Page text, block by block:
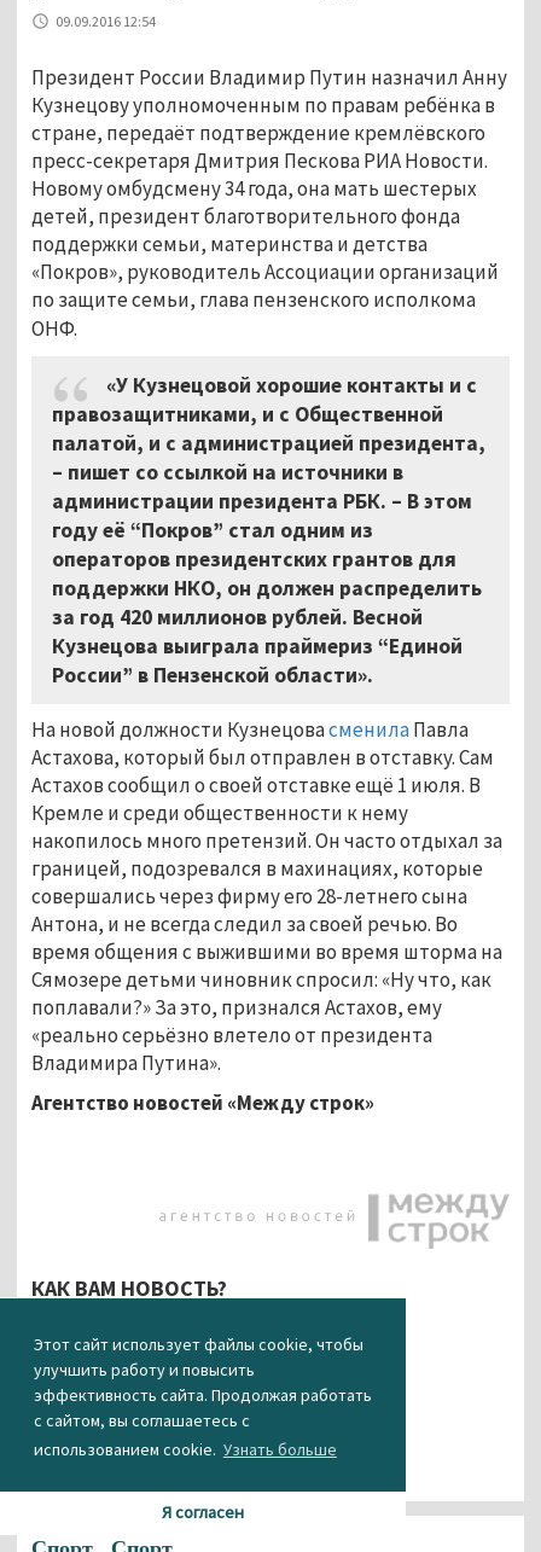
Этот сайт использует файлы cookie, чтобы
улучшить работу и повысить
эффективность сайта. Продолжая работать
с сайтом, вы соглашаетесь с
использованием cookie. Узнать больше
Я согласен
09.09.2016 12:54
Президент России Владимир Путин назначил Анну
Кузнецову уполномоченным по правам ребёнка в
стране, передаёт подтверждение кремлёвского
пресс-секретаря Дмитрия Пескова РИА Новости.
Новому омбудсмену 34 года, она мать шестерых
детей, президент благотворительного фонда
поддержки семьи, материнства и детства
«Покров», руководитель Ассоциации организаций
по защите семьи, глава пензенского исполкома
ОНФ.
«У Кузнецовой хорошие контакты и с
правозащитниками, и с Общественной
палатой, и с администрацией президента,
– пишет со ссылкой на источники в
администрации президента РБК. – В этом
году её “Покров” стал одним из
операторов президентских грантов для
поддержки НКО, он должен распределить
за год 420 миллионов рублей. Весной
Кузнецова выиграла праймериз “Единой
России” в Пензенской области».
На новой должности КузнецовасменилаПавла
Астахова, который был отправлен в отставку. Сам
Астахов сообщил о своей отставке ещё 1 июля. В
Кремле и среди общественности к нему
накопилось много претензий. Он часто отдыхал за
границей, подозревался в махинациях, которые
совершались через фирму его 28-летнего сына
Антона, и не всегда следил за своей речью. Во
время общения с выжившими во время шторма на
Сямозере детьми чиновник спросил: «Ну что, как
поплавали?» За это, признался Астахов, ему
«реально серьёзно влетело от президента
Владимира Путина».
Агентство новостей «Между строк»
КАК ВАМ НОВОСТЬ?
0 0 0 0